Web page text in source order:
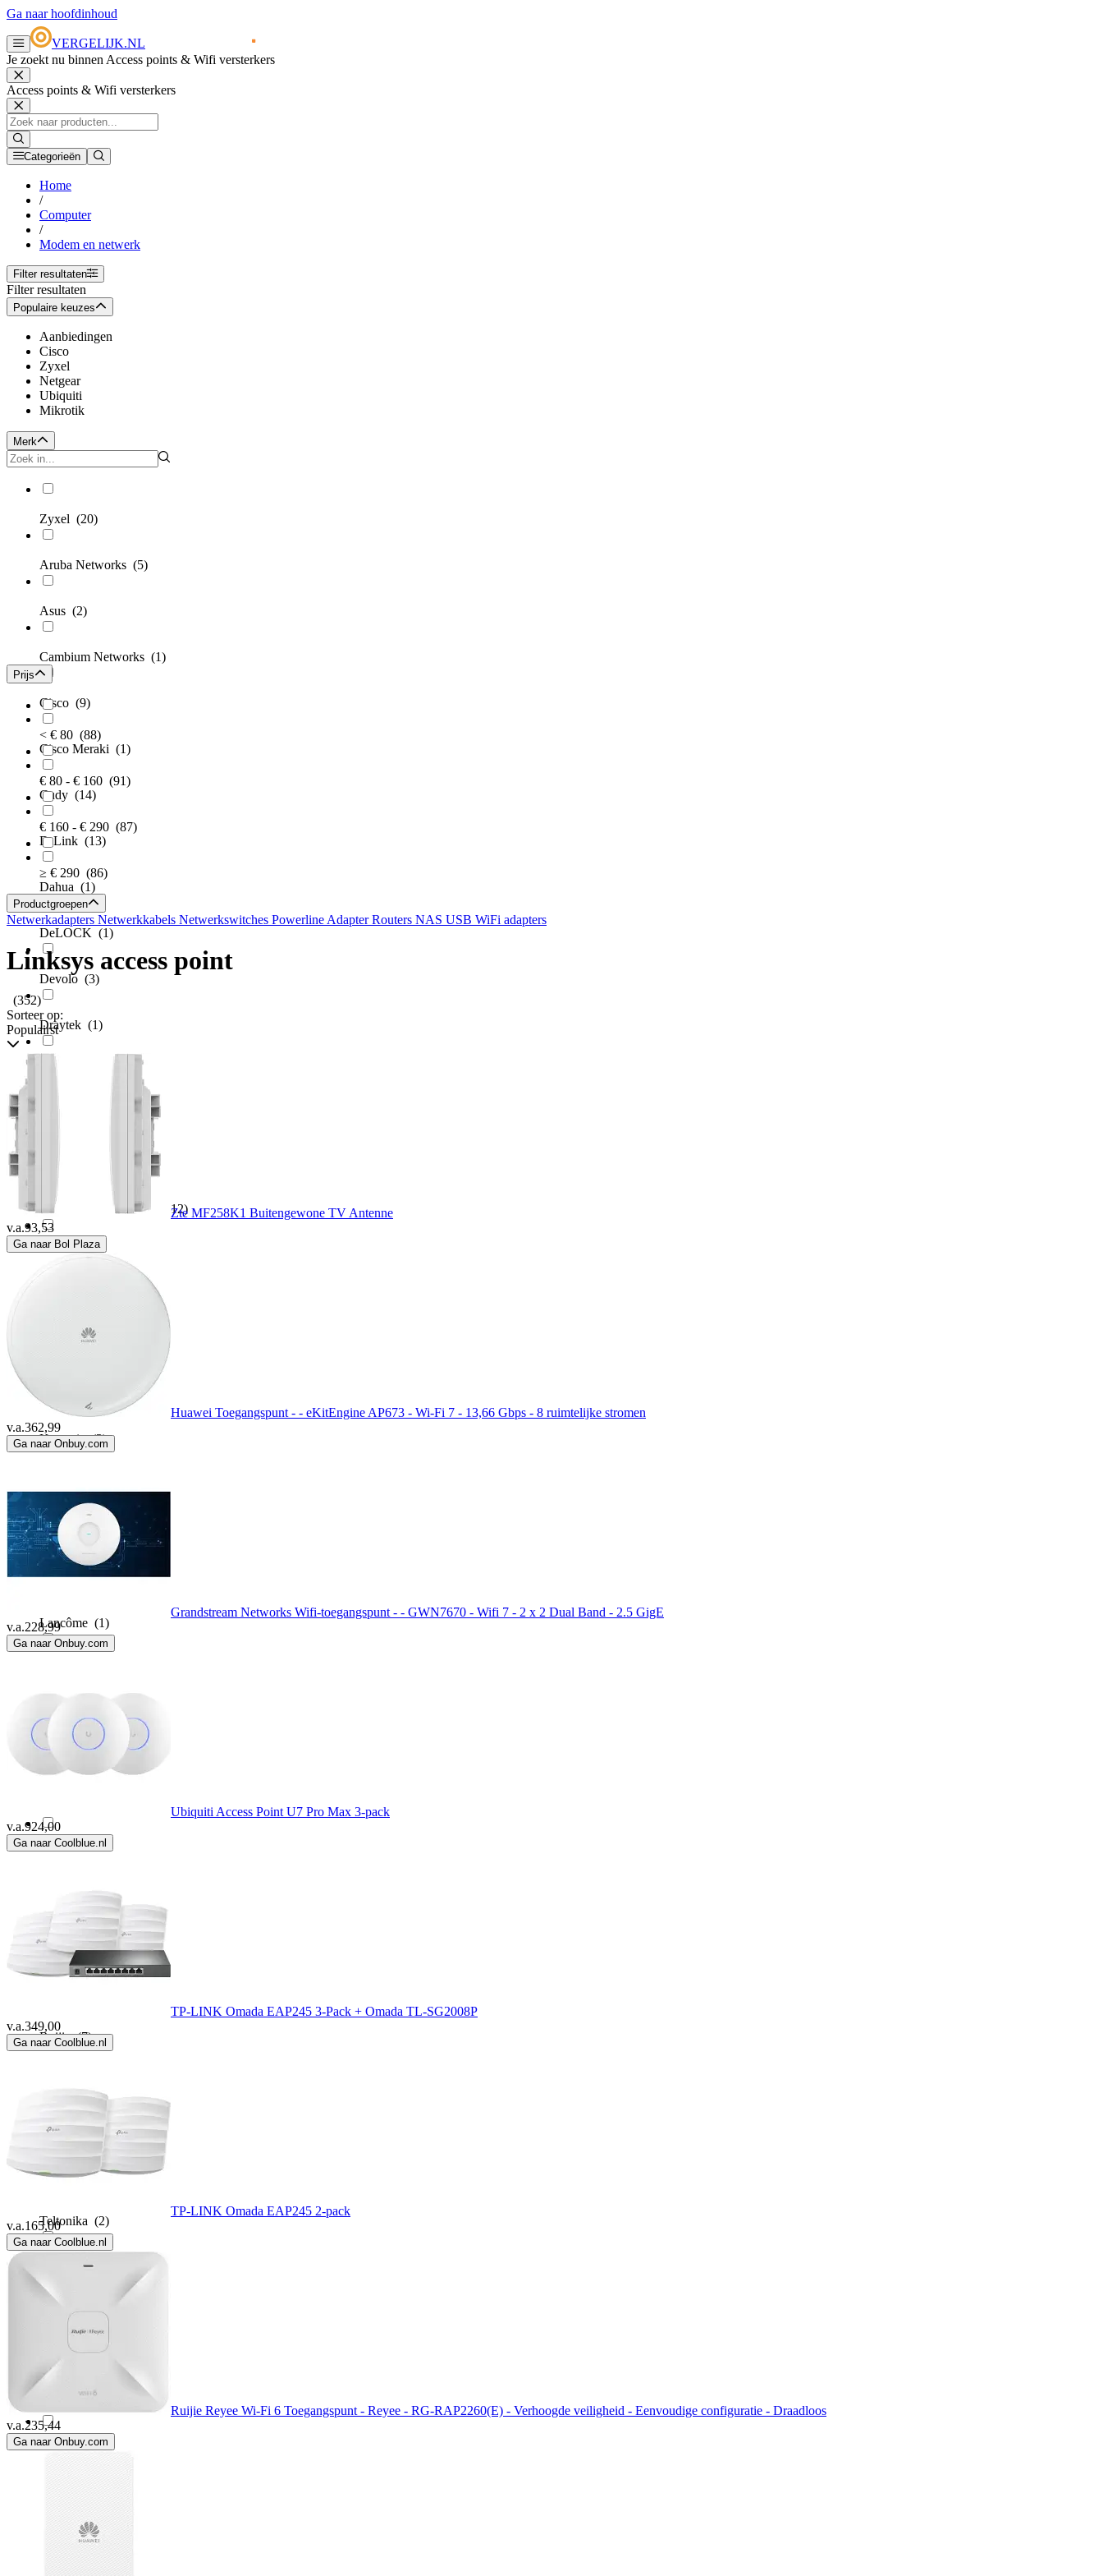
Ga naar hoofdinhoud
VERGELIJK.NL
Je zoekt nu binnen Access points & Wifi versterkers
Access points & Wifi versterkers
Categorieën
Home
/
Computer
/
Modem en netwerk
Filter resultaten
Filter resultaten
Populaire keuzes
Aanbiedingen
Cisco
Zyxel
Netgear
Ubiquiti
Mikrotik
Merk
Zyxel (20)
Aruba Networks (5)
Asus (2)
Cambium Networks (1)
Cisco (9)
Cisco Meraki (1)
Cudy (14)
D-Link (13)
Dahua (1)
DeLOCK (1)
Devolo (3)
Draytek (1)
Edimax
FRITZ!
Grandstream Networks (12)
H3C(1)
Huawei(6)
(1)
Keenetic(3)
Lancom(1)
Lancom Systems(5)
Lancôme (1)
Mercusys
Peplink(1)
Rebel (2)
Ruijie(7)
Ruijie Reyee (6)
Strong(4)
Teltonika (2)
(2)
TP-LINK (102)
Ubiquity(7)
Watts (1)
ZTE(2)
Prijs
< € 80 (88)
€ 80 - € 160 (91)
€ 160 - € 290 (87)
≥ € 290 (86)
Productgroepen
Netwerkadapters Netwerkkabels Netwerkswitches Powerline AdapterRouters NAS USB WiFi adapters
Linksys access point
(352)
Sorteer op:
Populairst
Zte MF258K1 Buitengewone TV Antenne
v.a.93,53
Ga naar Bol Plaza
Huawei Toegangspunt - - eKitEngine AP673 - Wi-Fi 7 - 13,66 Gbps - 8 ruimtelijke stromen
v.a.362,99
Ga naar Onbuy.com
Grandstream Networks Wifi-toegangspunt - - GWN7670 - Wifi 7 - 2 x 2 Dual Band - 2.5 GigE
v.a.228,99
Ga naar Onbuy.com
Ubiquiti Access Point U7 Pro Max 3-pack
v.a.924,00
Ga naar Coolblue.nl
TP-LINK Omada EAP245 3-Pack + Omada TL-SG2008P
v.a.349,00
Ga naar Coolblue.nl
TP-LINK Omada EAP245 2-pack
v.a.165,00
Ga naar Coolblue.nl
Ruijie Reyee Wi-Fi 6 Toegangspunt - Reyee - RG-RAP2260(E) - Verhoogde veiligheid - Eenvoudige configuratie - Draadloos
v.a.235,44
Ga naar Onbuy.com